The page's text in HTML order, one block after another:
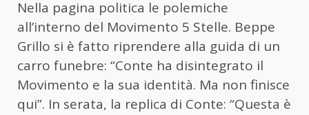
Nella pagina politica le polemiche
all’interno del Movimento 5 Stelle. Beppe
Grillo si è fatto riprendere alla guida di un
carro funebre: “Conte ha disintegrato il
Movimento e la sua identità. Ma non finisce
qui”. In serata, la replica di Conte: “Questa è